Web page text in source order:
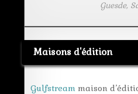
Guesde,
Maisons d'édition
Gulfstream maison